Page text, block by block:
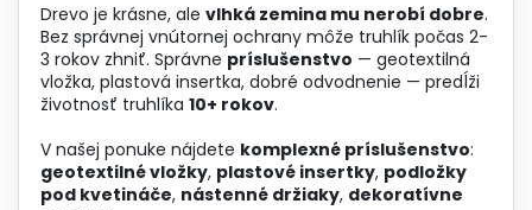
c
i
e
p
r
k
y
v
Drevo je krásne, ale vlhká zemina mu nerobí dobre.
Bez správnej vnútornej ochrany môže truhlík počas 2-
3 rokov zhniť. Správne príslušenstvo — geotextilná
vložka, plastová insertka, dobré odvodnenie — predĺži
životnosť truhlíka 10+ rokov.
V našej ponuke nájdete komplexné príslušenstvo:
geotextilné vložky, plastové insertky, podložky
pod kvetináče, nástenné držiaky, dekoratívne